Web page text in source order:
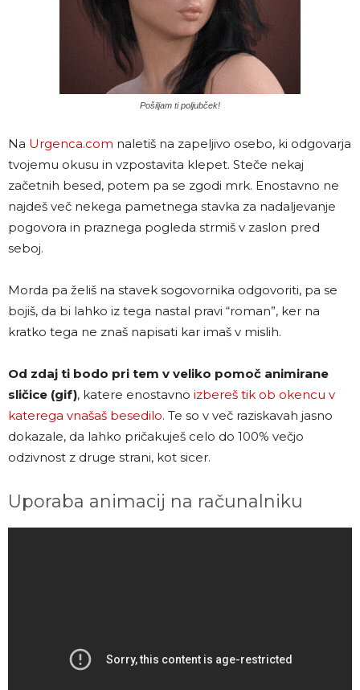
Pošiljam ti poljubček!
Na Urgenca.com naletiš na zapeljivo osebo, ki odgovarja
tvojemu okusu in vzpostavita klepet. Steče nekaj
začetnih besed, potem pa se zgodi mrk. Enostavno ne
najdeš več nekega pametnega stavka za nadaljevanje
pogovora in praznega pogleda strmiš v zaslon pred
seboj.
Morda pa želiš na stavek sogovornika odgovoriti, pa se
bojiš, da bi lahko iz tega nastal pravi “roman”, ker na
kratko tega ne znaš napisati kar imaš v mislih.
Od zdaj ti bodo pri tem v veliko pomoč animirane
sličice (gif), katere enostavno izbereš tik ob okencu v
katerega vnašaš besedilo. Te so v več raziskavah jasno
dokazale, da lahko pričakuješ celo do 100% večjo
odzivnost z druge strani, kot sicer.
Uporaba animacij na računalniku